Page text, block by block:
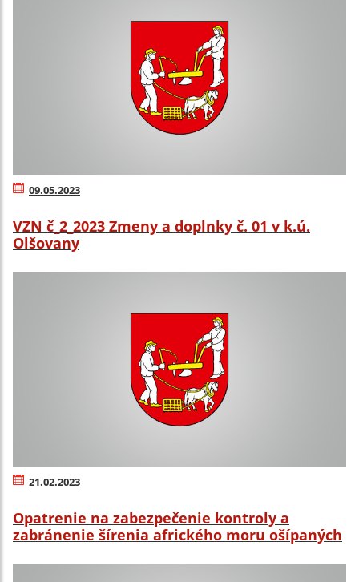
09.05.2023
VZN č_2_2023 Zmeny a doplnky č. 01 v k.ú.
Olšovany
21.02.2023
Opatrenie na zabezpečenie kontroly a
zabránenie šírenia afrického moru ošípaných